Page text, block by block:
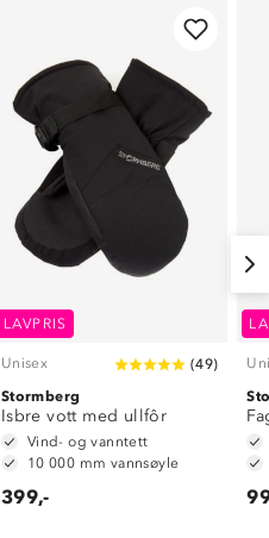
LAVPRIS
Unisex (49)
Stormberg
Isbre vott med ullfôr
Vind- og vanntett
10 000 mm vannsøyle
399,-